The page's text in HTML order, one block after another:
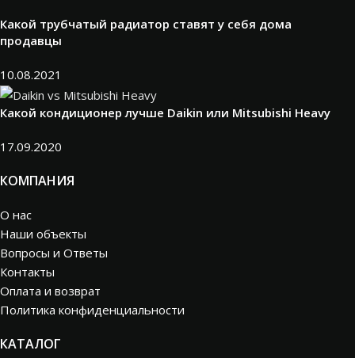
Какой трубчатый радиатор ставят у себя дома
продавцы
10.08.2021
Какой кондиционер лучше Daikin или Mitsubishi Heavy
17.09.2020
КОМПАНИЯ
О нас
Наши объекты
Вопросы и Ответы
Контакты
Оплата и возврат
Политика конфиденциальности
КАТАЛОГ